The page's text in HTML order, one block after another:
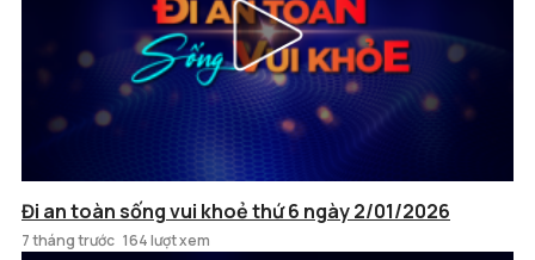
Đi an toàn sống vui khoẻ thứ 6 ngày 2/01/2026
7 tháng trước 164 lượt xem